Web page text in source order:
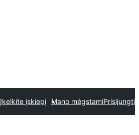
Įkelkite įskiepį Mano mėgstamiPrisijungti